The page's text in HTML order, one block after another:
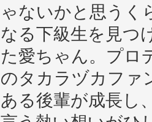
ゃないかと思うく
なる下級生を見つ
た愛ちゃん。プロ
のタカラヅカファ
ある後輩が成長し